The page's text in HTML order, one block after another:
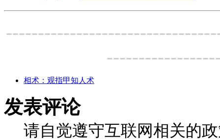
相术：观指甲知人术
发表评论
请自觉遵守互联网相关的